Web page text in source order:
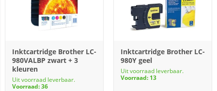
Inktcartridge Brother LC-
980VALBP zwart + 3
kleuren
Uit voorraad leverbaar.
Voorraad: 36
Inktcartridge Brother LC-
980Y geel
Uit voorraad leverbaar.
Voorraad: 13